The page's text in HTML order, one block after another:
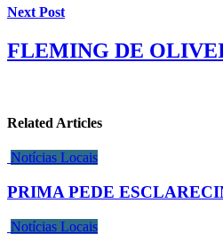
Next Post
FLEMING DE
Related Articles
Notícias Locais
PRIMA PEDE
Notícias Locais